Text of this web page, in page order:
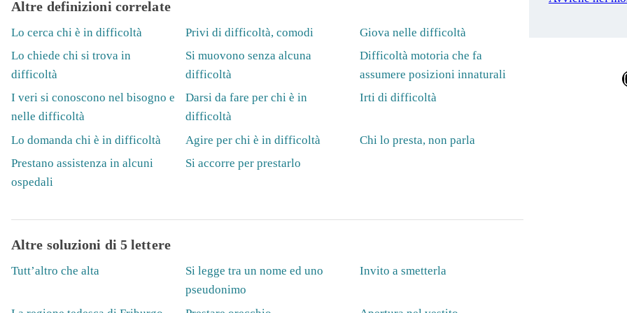
Altre definizioni correlate
Lo cerca chi è in difficoltà Privi di difficoltà, comodi
Giova nelle difficoltà
Lo chiede chi si trova in
difficoltà
Si muovono senza alcuna
difficoltà
Difficoltà motoria che fa
assumere posizioni innaturali
I veri si conoscono nel bisogno e
nelle difficoltà
Darsi da fare per chi è in
difficoltà
Irti di difficoltà
Lo domanda chi è in difficoltà Agire per chi è in difficoltà
Chi lo presta, non parla
Prestano assistenza in alcuni
ospedali
Si accorre per prestarlo
Altre soluzioni di 5 lettere
Tutt’altro che alta
Si legge tra un nome ed uno
pseudonimo
Invito a smetterla